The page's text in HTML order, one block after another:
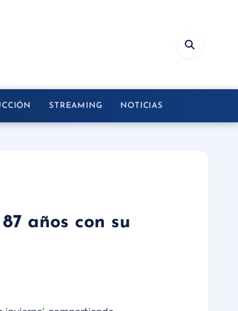
STREAMING NOTICIAS
años con su